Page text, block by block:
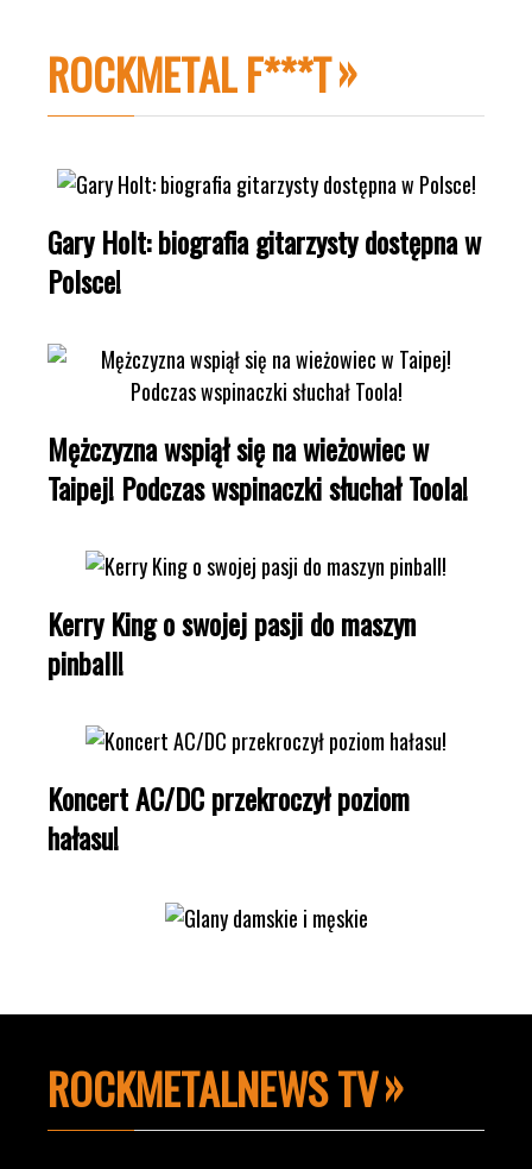
ROCKMETAL F***T
Gary Holt: biografia gitarzysty dostępna w
Polsce!
Mężczyzna wspiął się na wieżowiec w
Taipej! Podczas wspinaczki słuchał Toola!
Kerry King o swojej pasji do maszyn
pinball!
Koncert AC/DC przekroczył poziom
hałasu!
ROCKMETALNEWS TV